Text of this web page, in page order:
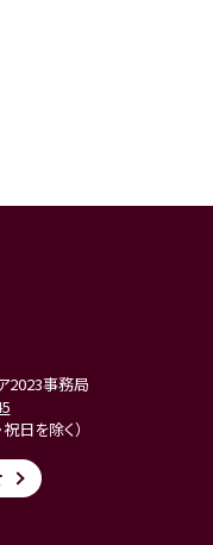
2023事務局
日を除く）